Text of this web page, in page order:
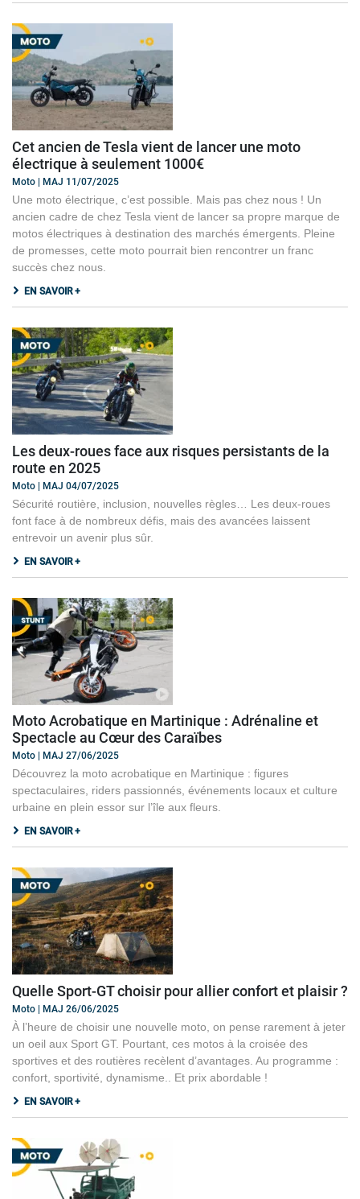
Cet ancien de Tesla vient de lancer une moto
électrique à seulement 1000€
Moto | MAJ 11/07/2025
Une moto électrique, c’est possible. Mais pas chez nous ! Un
ancien cadre de chez Tesla vient de lancer sa propre marque de
motos électriques à destination des marchés émergents. Pleine
de promesses, cette moto pourrait bien rencontrer un franc
succès chez nous.
EN SAVOIR +
Les deux-roues face aux risques persistants de la
route en 2025
Moto | MAJ 04/07/2025
Sécurité routière, inclusion, nouvelles règles… Les deux-roues
font face à de nombreux défis, mais des avancées laissent
entrevoir un avenir plus sûr.
EN SAVOIR +
Moto Acrobatique en Martinique : Adrénaline et
Spectacle au Cœur des Caraïbes
Moto | MAJ 27/06/2025
Découvrez la moto acrobatique en Martinique : figures
spectaculaires, riders passionnés, événements locaux et culture
urbaine en plein essor sur l’île aux fleurs.
EN SAVOIR +
Quelle Sport-GT choisir pour allier confort et plaisir ?
Moto | MAJ 26/06/2025
À l’heure de choisir une nouvelle moto, on pense rarement à jeter
un oeil aux Sport GT. Pourtant, ces motos à la croisée des
sportives et des routières recèlent d’avantages. Au programme :
confort, sportivité, dynamisme.. Et prix abordable !
EN SAVOIR +